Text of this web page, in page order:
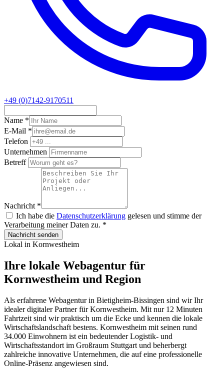
+49 (0)7142-9170511
Name *
E-Mail *
Telefon
Unternehmen
Betreff
Nachricht *
Ich habe die Datenschutzerklärung gelesen und stimme der
Verarbeitung meiner Daten zu. *
Nachricht senden
Lokal in Kornwestheim
Ihre lokale Webagentur für
Kornwestheim und Region
Als erfahrene Webagentur in Bietigheim-Bissingen sind wir Ihr
idealer digitaler Partner für Kornwestheim. Mit nur 12 Minuten
Fahrtzeit sind wir praktisch um die Ecke und kennen die lokale
Wirtschaftslandschaft bestens. Kornwestheim mit seinen rund
34.000 Einwohnern ist ein bedeutender Logistik- und
Wirtschaftsstandort im Großraum Stuttgart und beherbergt
zahlreiche innovative Unternehmen, die auf eine professionelle
Online-Präsenz angewiesen sind.